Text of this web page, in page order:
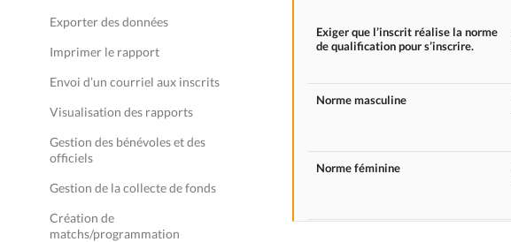
Exporter des données
Imprimer le rapport
Envoi d’un courriel aux inscrits
Visualisation des rapports
Gestion des bénévoles et des
officiels
Gestion de la collecte de fonds
Création de
matchs/programmation
Exiger que l’inscrit réalise la norme
de qualification pour s’inscrire.
Norme masculine
Norme féminine